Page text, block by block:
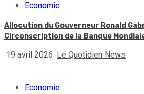
Economie
Allocution du Gouverneur Ronald
Circonscription de la Banque
19 avril 2026 Le Quotidien News
Economie